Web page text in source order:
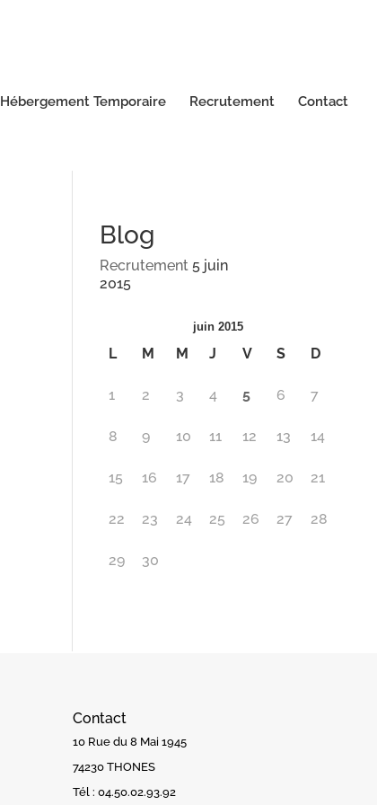
Hébergement Temporaire Recrutement Contact
Blog
Recrutement 5 juin
2015
juin 2015
L M M J V S D
1 2 3 4 5 6 7
8 9 10 11 12 13 14
15 16 17 18 19 20 21
22 23 24 25 26 27 28
29 30
Contact
10 Rue du 8 Mai 1945
74230 THONES
Tél :04.50.02.93.92